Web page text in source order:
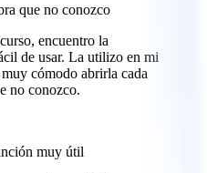
que no conozco
encuentro la
de usar. La utilizo en mi
muy cómodo abrirla cada
no conozco.
muy útil